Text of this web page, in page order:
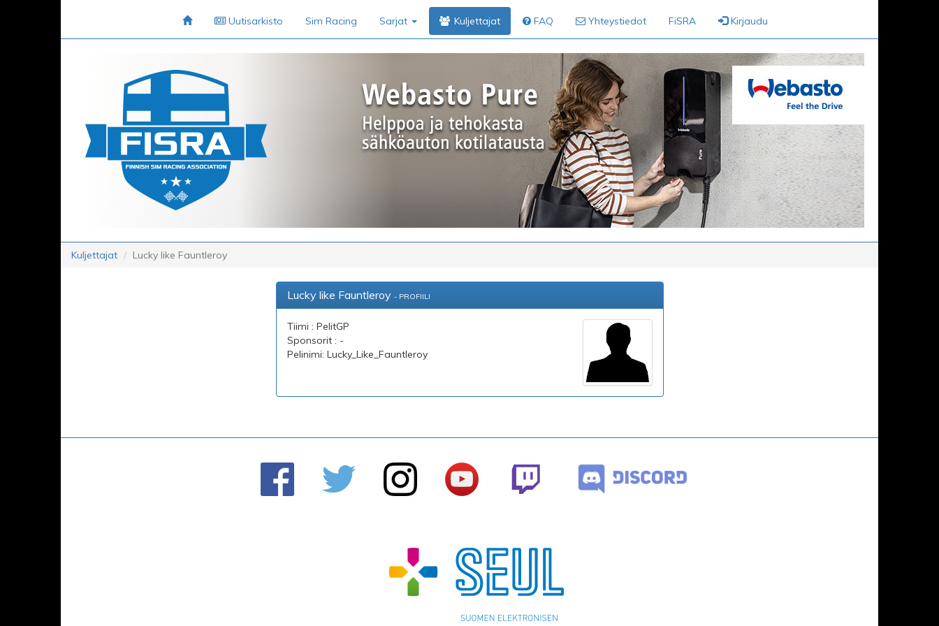
Uutisarkisto Sim Racing Sarjat Kuljettajat FAQ Yhteystiedot FiSRA Kirjaudu
Kuljettajat Lucky like Fauntleroy
Lucky like Fauntleroy - PROFIILI
Tiimi : PelitGP
Sponsorit : -
Pelinimi: Lucky_Like_Fauntleroy